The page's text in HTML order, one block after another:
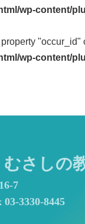
wp-content/
property "occur_id"
wp-content/
むさしの
7
03-3330-8445